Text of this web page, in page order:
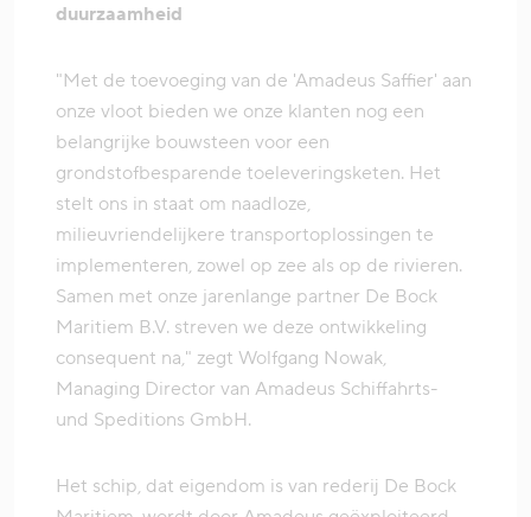
duurzaamheid
"Met de toevoeging van de 'Amadeus Saffier' aan
onze vloot bieden we onze klanten nog een
belangrijke bouwsteen voor een
grondstofbesparende toeleveringsketen. Het
stelt ons in staat om naadloze,
milieuvriendelijkere transportoplossingen te
implementeren, zowel op zee als op de rivieren.
Samen met onze jarenlange partner De Bock
Maritiem B.V. streven we deze ontwikkeling
consequent na," zegt Wolfgang Nowak,
Managing Director van Amadeus Schiffahrts-
und Speditions GmbH.
Het schip, dat eigendom is van rederij De Bock